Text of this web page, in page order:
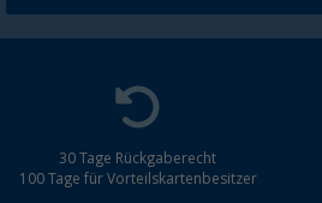
30 Tage Rückgaberecht
100 Tage für Vorteilskartenbesitzer